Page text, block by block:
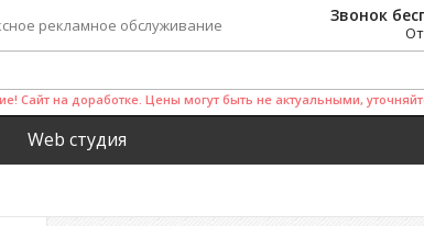
рекламное обслуживание Звонок
Сайт на доработке. Цены могут быть не актуальными,
Web студия